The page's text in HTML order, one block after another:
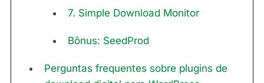
7. Simple Download Monitor
Bônus: SeedProd
Perguntas frequentes sobre plugins de